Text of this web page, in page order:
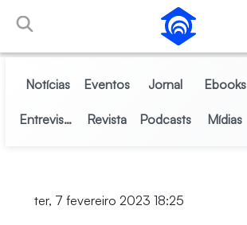
Pular para o Conteúdo principal
Notícias Eventos Jornal Ebooks
Entrevistas Revista Podcasts Mídias
ter, 7 fevereiro 2023 18:25